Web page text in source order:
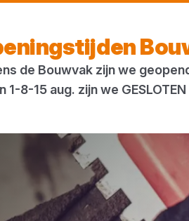
Merken BlogsHoutweb
de Bouwvak zijn we
1-8-15 aug. zijn we GESLOTEN